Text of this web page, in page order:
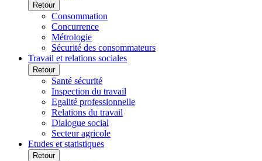
Retour
Consommation
Concurrence
Métrologie
Sécurité des consommateurs
Travail et relations sociales
Retour
Santé sécurité
Inspection du travail
Egalité professionnelle
Relations du travail
Dialogue social
Secteur agricole
Etudes et statistiques
Retour